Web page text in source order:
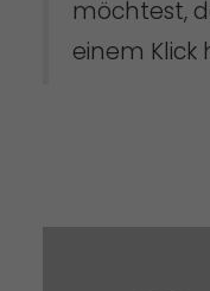
möchtest,
einem Klick